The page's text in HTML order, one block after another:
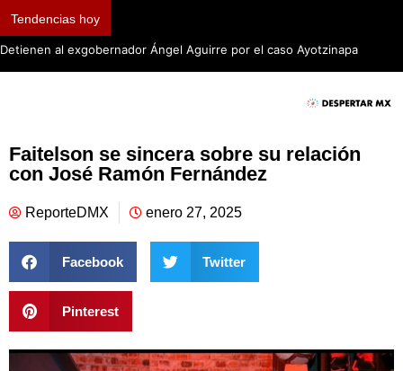
Tendencias hoy
Detienen al exgobernador Ángel Aguirre por el caso Ayotzinapa
Faitelson se sincera sobre su relación
con José Ramón Fernández
ReporteDMX enero 27, 2025
Facebook Twitter
Pinterest